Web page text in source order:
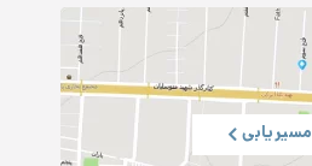
مسیریابی